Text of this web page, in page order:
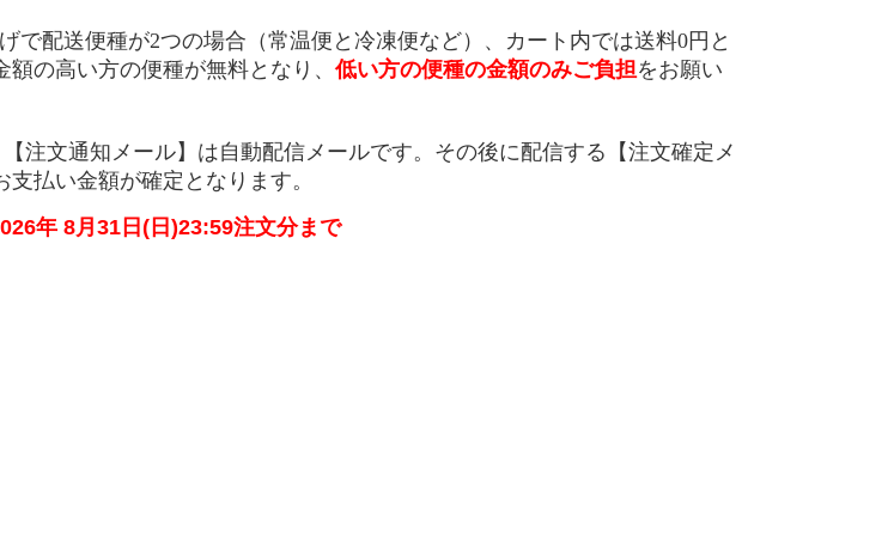
で配送便種が2つの場合（常温便と冷凍便など）、カート内では送料0円と
の高い方の便種が無料となり、 低い方の便種の金額のみご負担をお願い
注文通知メール】は自動配信メールです。その後に配信する【注文確定メ
払い金額が確定となります。
年 8月31日(日)23:59注文分まで